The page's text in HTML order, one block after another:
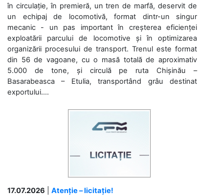
în circulație, în premieră, un tren de marfă, deservit de
un echipaj de locomotivă, format dintr-un singur
mecanic - un pas important în creșterea eficienței
exploatării parcului de locomotive și în optimizarea
organizării procesului de transport. Trenul este format
din 56 de vagoane, cu o masă totală de aproximativ
5.000 de tone, și circulă pe ruta Chișinău –
Basarabeasca – Etulia, transportând grâu destinat
exportului....
17.07.2026
Atenție – licitație!